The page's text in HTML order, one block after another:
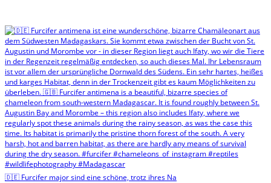
🇩🇪 Furcifer major sind eine schöne, trotz ihres Na